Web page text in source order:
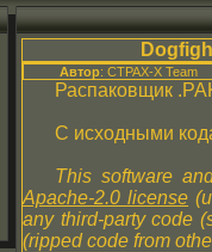
Автор: CTPAX-X Team
Распаковщик
С исходными
This software
Apache-2.0 license
any third-party code
(ripped code from